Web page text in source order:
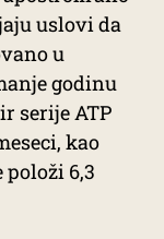
uslovi da
u
godinu
serije ATP
kao
6,3